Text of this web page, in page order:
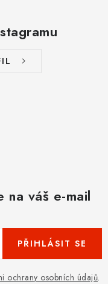
na váš e-mail
ochrany osobních údajů.
PŘIHLÁSIT SE